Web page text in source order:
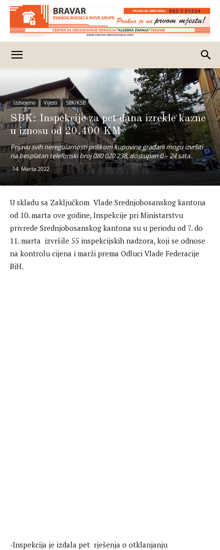
Izdvojeno Vijesti SBK/KSB
SBK: Inspekcije za pet dana izrekle kazne
u iznosu od 20.400 KM
Prijavu svih neregularnosti prilikom kupovine građani mogu izvršiti
na besplatan telefonski broj 080 020 238, dostupan 0 – 24 sata.
14. Marta 2022.
U skladu sa Zaključkom Vlade Srednjobosanskog kantona
od 10. marta ove godine, Inspekcije pri Ministarstvu
privrede Srednjobosanskog kantona su u periodu od 7. do
11. marta izvršile 55 inspekcijskih nadzora, koji se odnose
na kontrolu cijena i marži prema Odluci Vlade Federacije
BiH.
-Inspekcija je izdala pet rješenja o otklanjanju